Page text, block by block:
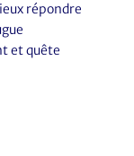
répondre
et quête